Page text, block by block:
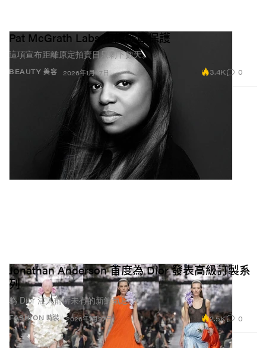
BEAUTY 美容
Pat McGrath Labs 申請破產保護
這項宣布距離原定拍賣日只剩下數天。
2026年1月27日 3.4K 0
FASHION 時裝
Jonathan Anderson 首度為 Dior 發表高級訂製系
列
為 Dior 注入前所未有的新鮮氣息。
2026年1月27日 2.5K 0